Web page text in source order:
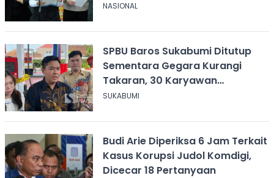
NASIONAL
SPBU Baros Sukabumi Ditutup
Sementara Gegara Kurangi
Takaran, 30 Karyawan
Terancam Dirumahkan
SUKABUMI
Budi Arie Diperiksa 6 Jam Terkait
Kasus Korupsi Judol Komdigi,
Dicecar 18 Pertanyaan